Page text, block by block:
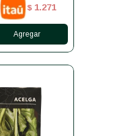
$ 1.271